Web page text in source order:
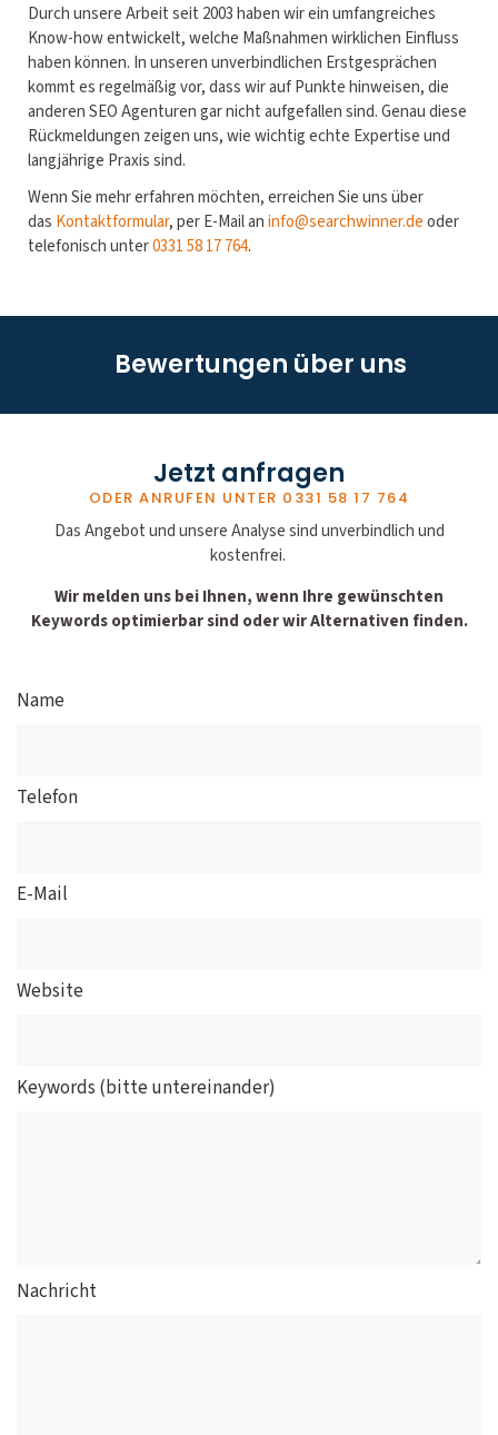
Durch unsere Arbeit seit 2003 haben wir ein umfangreiches
Know-how entwickelt, welche Maßnahmen wirklichen Einfluss
haben können. In unseren unverbindlichen Erstgesprächen
kommt es regelmäßig vor, dass wir auf Punkte hinweisen, die
anderen SEO Agenturen gar nicht aufgefallen sind. Genau diese
Rückmeldungen zeigen uns, wie wichtig echte Expertise und
langjährige Praxis sind.
Wenn Sie mehr erfahren möchten, erreichen Sie uns über
das Kontaktformular, per E-Mail aninfo@searchwinner.deoder
telefonisch unter0331 58 17 764.
Bewertungen über uns
Jetzt anfragen
ODER ANRUFEN UNTER 0331 58 17 764
Das Angebot und unsere Analyse sind unverbindlich und
kostenfrei.
Wir melden uns bei Ihnen, wenn Ihre gewünschten
Keywords optimierbar sind oder wir Alternativen finden.
Name
Telefon
E-Mail
Website
Keywords (bitte untereinander)
Nachricht